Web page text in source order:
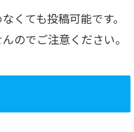
くても投稿可能です。
のでご注意ください。